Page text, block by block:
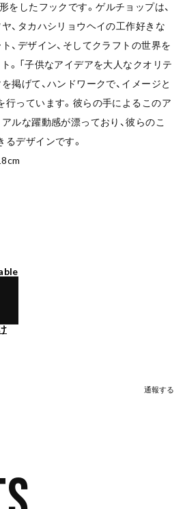
したフックです。ゲルチョップは、
、タカハシリョウヘイの工作好きな
、デザイン、そしてクラフトの世界を
。「子供なアイデアを大人なクオリテ
掲げて、ハンドワークで、イメージと
っています。彼らの手によるこのア
ルな躍動感が漂っており、彼らのこ
デザインです。
通報する